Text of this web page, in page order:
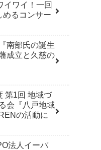
イワイ！一回
めるコンサー
南部氏の誕生
成立と久慈の
第1回 地域づ
会『八戸地域
の活動に
法人イーパ